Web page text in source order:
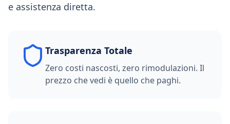
e assistenza diretta.
Trasparenza Totale
Zero costi nascosti, zero rimodulazioni. Il
prezzo che vedi è quello che paghi.